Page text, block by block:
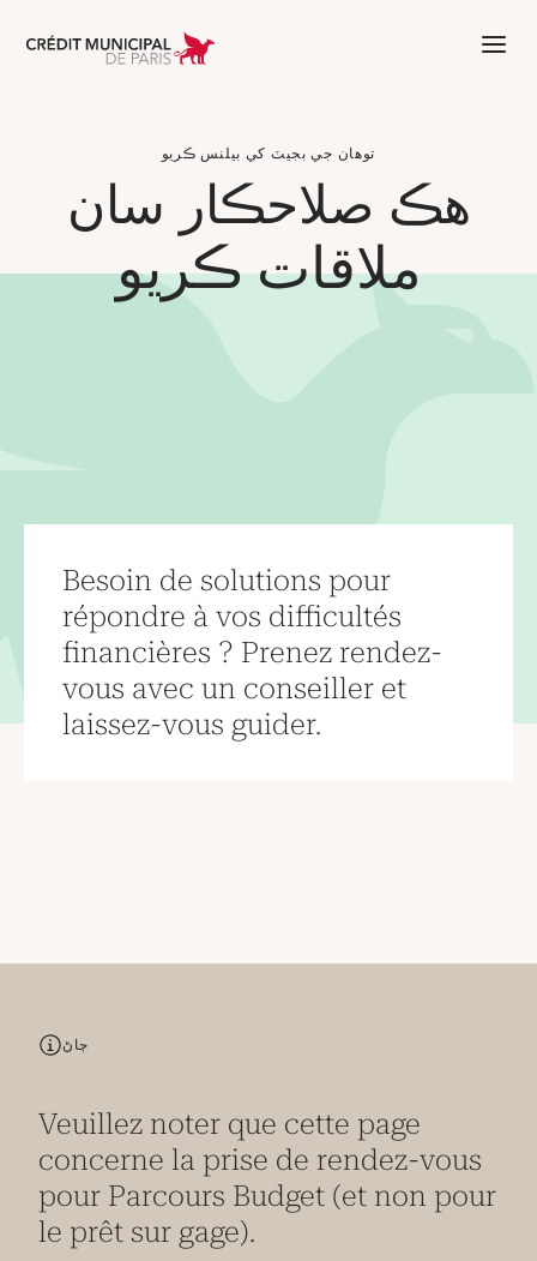
Aller à l'accueil de Crédit Municipal
توهان جي بجيٽ کي بيلنس ڪريو
هڪ صلاحڪار سان
ملاقات ڪريو
Besoin de solutions pour
répondre à vos difficultés
financières ? Prenez rendez-
vous avec un conseiller et
laissez-vous guider.
ڄاڻ
Veuillez noter que cette page
concerne la prise de rendez-vous
pour Parcours Budget (et non pour
le prêt sur gage).